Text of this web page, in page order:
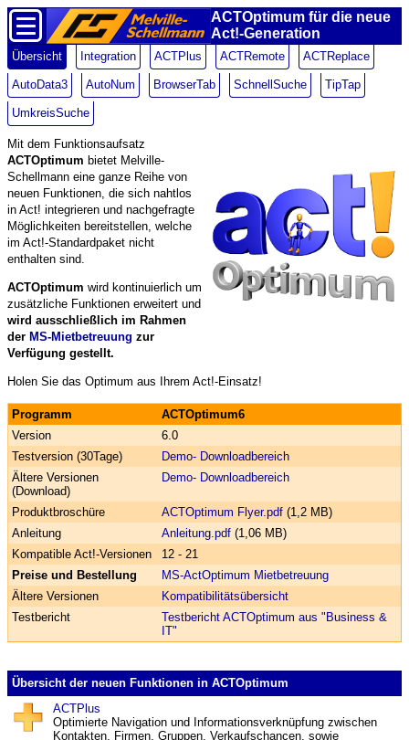
ACTOptimum für die neue
Act!-Generation
Übersicht Integration ACTPlus ACTRemote ACTReplace
AutoData3 AutoNum BrowserTab SchnellSuche TipTap
UmkreisSuche
Mit dem Funktions­aufsatz
ACTOptimum bietet Melville-
Schellmann eine ganze Reihe von
neuen Funktionen, die sich nahtlos
in Act! integrieren und nachgefragte
Möglichkeiten bereitstellen, welche
im Act!-Standardpaket nicht
enthalten sind.
ACTOptimum wird kontinuierlich um
zusätzliche Funktionen erweitert und
wird ausschließlich im Rahmen
der MS-Mietbetreuung zur
Verfügung gestellt.
Holen Sie das Optimum aus Ihrem Act!-Einsatz!
Programm
ACTOptimum6
Version
6.0
Testversion (30Tage)
Demo- Download­bereich
Ältere Versionen
(Download)
Demo- Download­bereich
Produkt­broschüre ACTOptimum Flyer.pdf (1,2 MB)
Anleitung
Anleitung.pdf (1,06 MB)
Kompatible Act!-Versionen
12 - 21
Preise und Bestellung
MS-ActOptimum Miet­betreuung
Ältere Versionen
Kompatibilitäts­übersicht
Testbericht
Testbericht ACTOptimum aus "Business &
IT"
Übersicht der neuen Funktionen in ACTOptimum
ACTPlus
Optimierte Navigation und Informations­verknüpfung zwischen
Kontakten, Firmen, Gruppen, Verkaufs­chancen, sowie